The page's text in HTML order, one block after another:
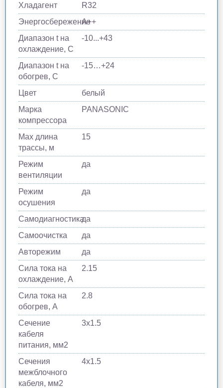
Хладагент
R32
Энергосбережение
A++
Диапазон t на
охлаждение, С
-10...+43
Диапазон t на
обогрев, С
-15…+24
Цвет
белый
Марка
компрессора
PANASONIC
Max длина
трассы, м
15
Режим
вентиляции
да
Режим
осушения
да
Самодиагностикада
Самоочистка
да
Авторежим
да
Сила тока на
охлаждение, А
2.15
Сила тока на
обогрев, А
2.8
Сечение
кабеля
питания, мм2
3x1.5
Сечения
межблочного
кабеля, мм2
4x1.5